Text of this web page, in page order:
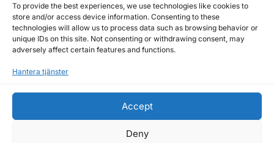
To provide the best experiences, we use technologies like cookies to
store and/or access device information. Consenting to these
technologies will allow us to process data such as browsing behavior or
unique IDs on this site. Not consenting or withdrawing consent, may
adversely affect certain features and functions.
Hantera tjänster
Accept
Deny
Cookiepolicy
Disclaimer
Redaktionell policy
Utgivarinformation
Allmänna frågor: info@affarsstaden.se | Tipsa
annons@affarsstaden.se